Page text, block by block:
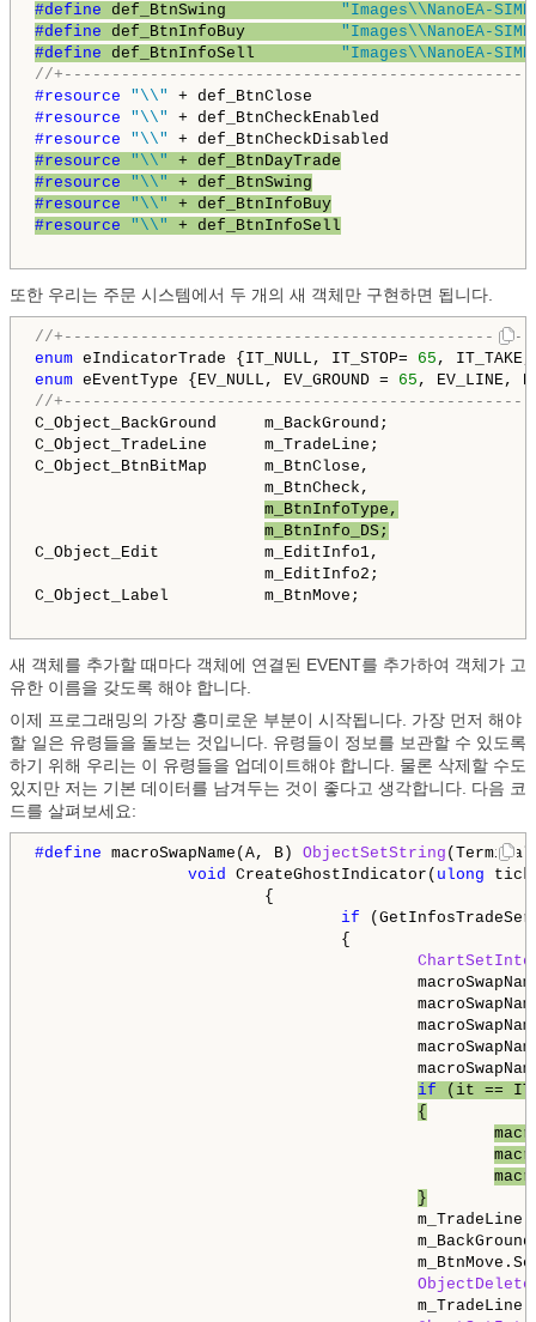
#define def_BtnSwing "Images\\NanoEA-
#define def_BtnInfoBuy "Images\\NanoEA-
#define def_BtnInfoSell "Images\\NanoEA-
//
#resource "\\"
#resource "\\"
#resource "\\"
#resource "\\"
#resource "\\"
#resource "\\"
#resource "\\" + def_BtnInfoSell
또한 우리는 주문 시스템에서 두 개의 새 객체만 구현하면 됩니다.
//
enum eIndicatorTrade {IT_NULL, IT_STOP= 65
enum eEventType {EV_NULL, EV_GROUND = 65 , EV_LINE,
//
C_Object_BackGround     m_BackGround;
C_Object_TradeLine      m_TradeLine;
C_Object_BtnBitMap      m_BtnClose,
m_BtnCheck,
m_BtnInfoType,
m_BtnInfo_DS;
C_Object_Edit           m_EditInfo1,
m_EditInfo2;
C_Object_Label          m_BtnMove;
새 객체를 추가할 때마다 객체에 연결된 EVENT를 추가하여 객체가 고
유한 이름을 갖도록 해야 합니다.
이제 프로그래밍의 가장 흥미로운 부분이 시작됩니다. 가장 먼저 해야
할 일은 유령들을 돌보는 것입니다. 유령들이 정보를 보관할 수 있도록
하기 위해 우리는 이 유령들을 업데이트해야 합니다. 물론 삭제할 수도
있지만 저는 기본 데이터를 남겨두는 것이 좋다고 생각합니다. 다음 코
드를 살펴보세요:
#define macroSwapName(A, B) ObjectSetString
void CreateGhostIndicator( ulong
{
if
{
macroSwapName(it,
macroSwapName(it,
macroSwapName(it,
macroSwapName(it,
macroSwapName(it,
if (it ==
{
}
ObjectDelete